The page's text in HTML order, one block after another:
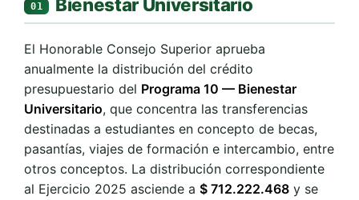
01 Bienestar Universitario
El Honorable Consejo Superior aprueba
anualmente la distribución del crédito
presupuestario del Programa 10 — Bienestar
Universitario, que concentra las transferencias
destinadas a estudiantes en concepto de becas,
pasantías, viajes de formación e intercambio, entre
otros conceptos. La distribución correspondiente
al Ejercicio 2025 asciende a $ 712.222.468 y se